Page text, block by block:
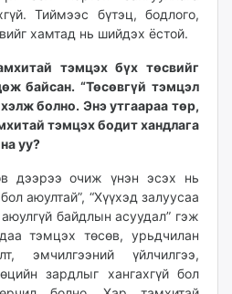
Тиймээс бүтэц, бодлого,
хамтад нь шийдэх ёстой.
тэмцэх бүх төсвийг
байсан. “Төсөвгүй тэмцэл
болно. Энэ утгаараа төр,
тэмцэх бодит хандлага
уу?
дээрээ очиж үнэн эсэх нь
аюултай”, “Хүүхэд залуусаа
байдлын асуудал” гэж
тэмцэх төсөв, урьдчилан
эмчилгээний үйлчилгээ,
зардлыг хангахгүй бол